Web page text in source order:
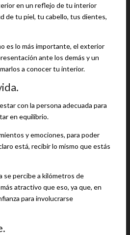
en un reflejo de tu interior
de tu piel, tu cabello, tus dientes,
es lo más importante, el exterior
ante los demás y un
a conocer tu interior.
con la persona adecuada para
en equilibrio.
y emociones, para poder
está, recibir lo mismo que estás
se percibe a kilómetros de
atractivo que eso, ya que, en
para involucrarse